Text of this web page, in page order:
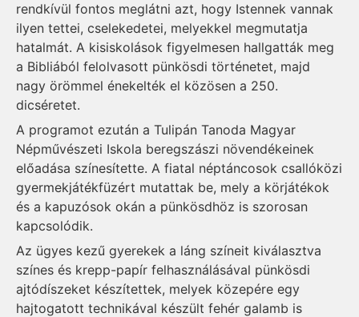
rendkívül fontos meglátni azt, hogy Istennek vannak
ilyen tettei, cselekedetei, melyekkel megmutatja
hatalmát. A kisiskolások figyelmesen hallgatták meg
a Bibliából felolvasott pünkösdi történetet, majd
nagy örömmel énekelték el közösen a 250.
dicséretet.
A programot ezután a Tulipán Tanoda Magyar
Népművészeti Iskola beregszászi növendékeinek
előadása színesítette. A fiatal néptáncosok csallóközi
gyermekjátékfüzért mutattak be, mely a körjátékok
és a kapuzósok okán a pünkösdhöz is szorosan
kapcsolódik.
Az ügyes kezű gyerekek a láng színeit kiválasztva
színes és krepp-papír felhasználásával pünkösdi
ajtódíszeket készítettek, melyek közepére egy
hajtogatott technikával készült fehér galamb is